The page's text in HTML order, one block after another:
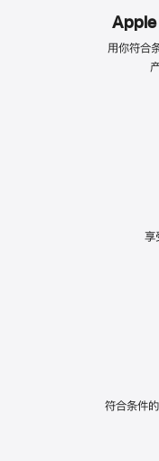
Apple
用你符合
享
符合条件